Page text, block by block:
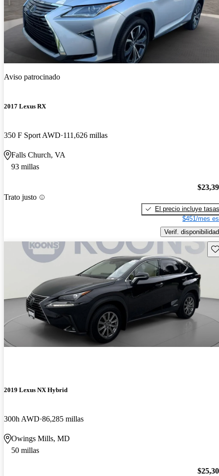
Aviso patrocinado
2017 Lexus RX
350 F Sport AWD 111,626 millas
Falls Church, VA
93 millas
Trato justo
El precio incluye tasas
$451/mes
Verif. disponibilidad
2019 Lexus NX Hybrid
300h AWD 86,285 millas
Owings Mills, MD
50 millas